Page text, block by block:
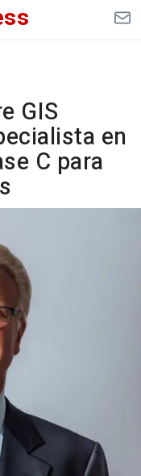
GIS
en
C para